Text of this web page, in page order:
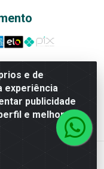
e de
experiência
publicidade
e melhorar a
3860, Jardim das
75070-415 -
24